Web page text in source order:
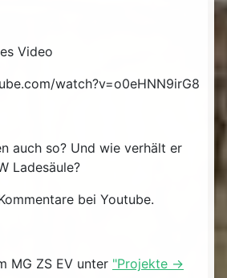
Video
watch?v=o0eHNN9irG8
auch so? Und wie verhält er
Ladesäule?
bei Youtube.
MG ZS EV unter "Projekte ->